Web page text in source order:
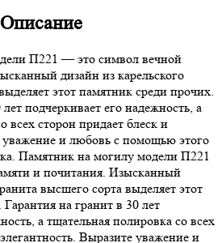
Описание
П221 — это символ вечной
дизайн из карельского
этот памятник среди прочих.
подчеркивает его надежность, а
всех сторон придает блеск и
уважение и любовь с помощью этого
Памятник на могилу модели П221
и почитания. Изысканный
высшего сорта выделяет этот
на гранит в 30 лет
а тщательная полировка со всех
Выразите уважение и